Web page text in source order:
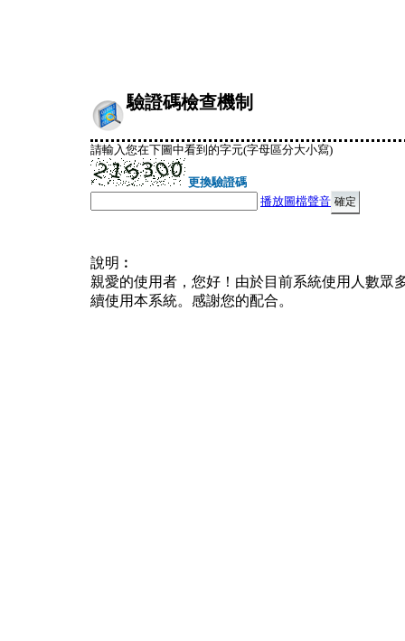
驗證碼檢查機制
請輸入您在下圖中看到的字元(字母區分大小寫)
更換驗證碼
播放圖檔聲音
說明︰
親愛的使用者，您好！由於目前系統使用人數眾
續使用本系統。感謝您的配合。